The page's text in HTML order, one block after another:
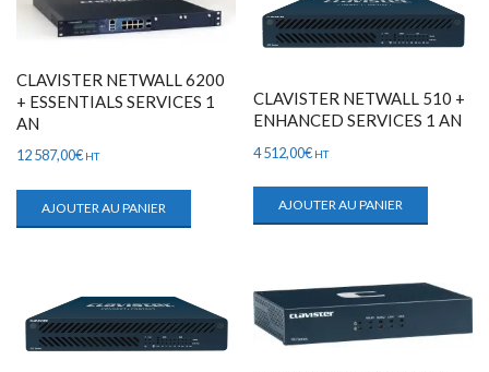
CLAVISTER NETWALL 6200
+ ESSENTIALS SERVICES 1
AN
12 587,00€ HT
AJOUTER AU PANIER
CLAVISTER NETWALL 510 +
ENHANCED SERVICES 1 AN
4 512,00€ HT
AJOUTER AU PANIER